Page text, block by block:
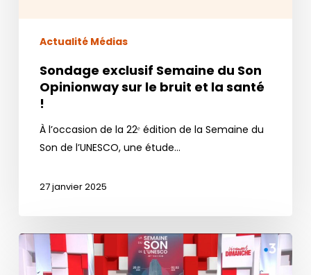
Actualité Médias
Sondage exclusif Semaine du Son
Opinionway sur le bruit et la santé
!
À l’occasion de la 22ᵉ édition de la Semaine du
Son de l’UNESCO, une étude…
27 janvier 2025
La
Semaine